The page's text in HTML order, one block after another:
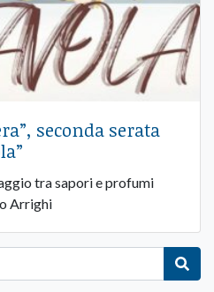
seconda serata
tra sapori e profumi
Arrighi